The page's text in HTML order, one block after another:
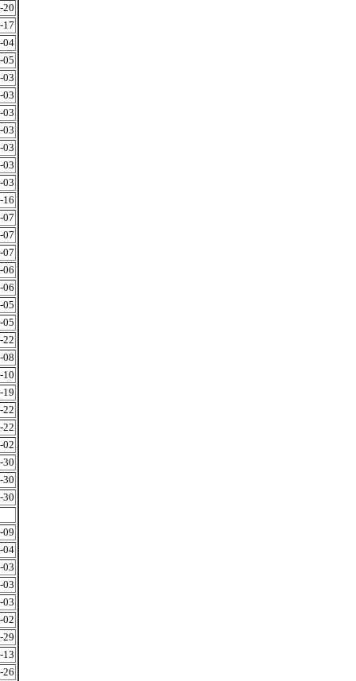
20
17
04
05
03
03
03
03
03
03
03
16
07
07
07
06
06
05
05
22
08
10
19
22
22
02
30
30
30
09
04
03
03
03
02
29
13
26